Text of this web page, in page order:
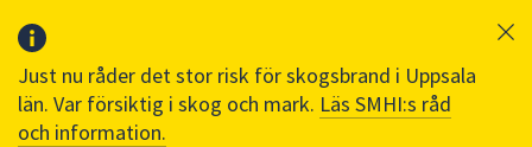
Just nu råder det stor risk för skogsbrand i Uppsala
län. Var försiktig i skog och mark. Läs SMHI:s råd
och information.